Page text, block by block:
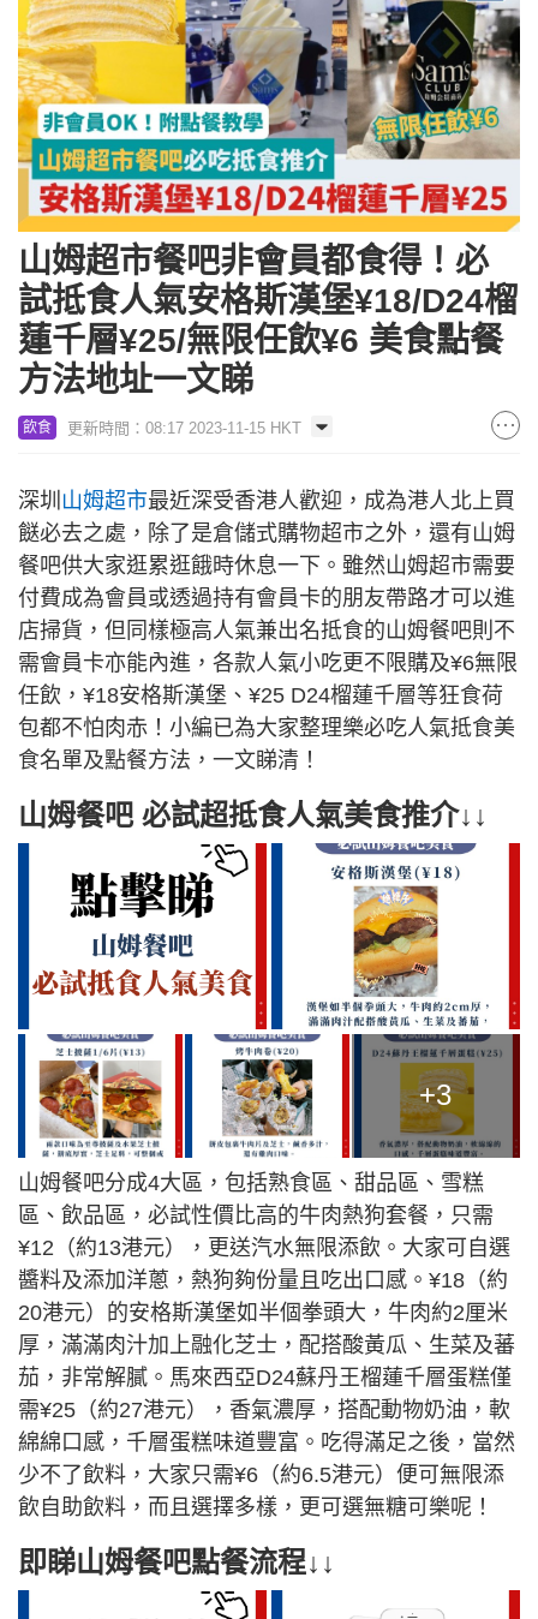
山姆超市餐吧非會員都食得！必
試抵食人氣安格斯漢堡¥18/D24榴
蓮千層¥25/無限任飲¥6 美食點餐
方法地址一文睇
飲食 更新時間：08:17 2023-11-15 HKT
深圳 山姆超市最近深受香港人歡迎，成為港人北上買
餸必去之處，除了是倉儲式購物超市之外，還有山姆
餐吧供大家逛累逛餓時休息一下。雖然山姆超市需要
付費成為會員或透過持有會員卡的朋友帶路才可以進
店掃貨，但同樣極高人氣兼出名抵食的山姆餐吧則不
需會員卡亦能內進，各款人氣小吃更不限購及¥6無限
任飲，¥18安格斯漢堡、¥25 D24榴蓮千層等狂食荷
包都不怕肉赤！小編已為大家整理樂必吃人氣抵食美
食名單及點餐方法，一文睇清！
山姆餐吧 必試超抵食人氣美食推介↓↓
+3
山姆餐吧分成4大區，包括熟食區、甜品區、雪糕
區、飲品區，必試性價比高的牛肉熱狗套餐，只需
¥12（約13港元），更送汽水無限添飲。大家可自選
醬料及添加洋蔥，熱狗夠份量且吃出口感。¥18（約
20港元）的安格斯漢堡如半個拳頭大，牛肉約2厘米
厚，滿滿肉汁加上融化芝士，配搭酸黃瓜、生菜及蕃
茄，非常解膩。馬來西亞D24蘇丹王榴蓮千層蛋糕僅
需¥25（約27港元），香氣濃厚，搭配動物奶油，軟
綿綿口感，千層蛋糕味道豐富。吃得滿足之後，當然
少不了飲料，大家只需¥6（約6.5港元）便可無限添
飲自助飲料，而且選擇多樣，更可選無糖可樂呢！
即睇山姆餐吧點餐流程↓↓